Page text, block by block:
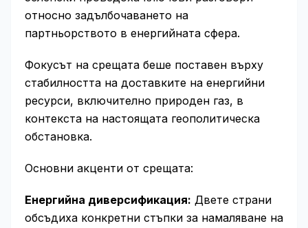
относно задълбочаването на
партньорството в енергийната сфера.
Фокусът на срещата беше поставен върху
стабилността на доставките на енергийни
ресурси, включително природен газ, в
контекста на настоящата геополитическа
обстановка.
Основни акценти от срещата:
Енергийна диверсификация: Двете страни
обсъдиха конкретни стъпки за намаляване на